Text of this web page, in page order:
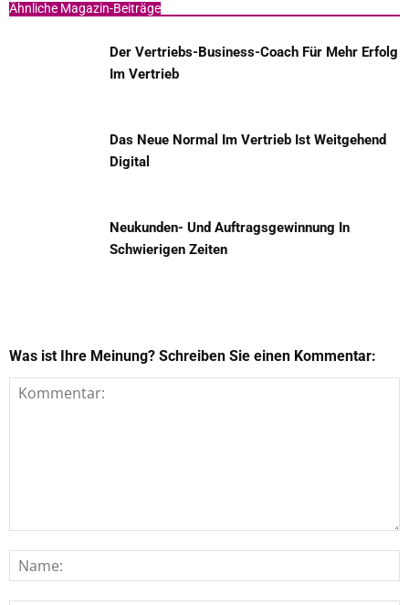
Ähnliche Magazin-Beiträge
Der Vertriebs-Business-Coach Für Mehr Erfolg
Im Vertrieb
Das Neue Normal Im Vertrieb Ist Weitgehend
Digital
Neukunden- Und Auftragsgewinnung In
Schwierigen Zeiten
Was ist Ihre Meinung? Schreiben Sie einen Kommentar: